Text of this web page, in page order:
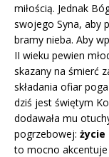
miłością. Jednak
swojego Syna, aby
bramy nieba. Aby
II wieku pewien
skazany na śmierć
składania ofiar
dziś jest świętym
dodawała mu
pogrzebowej: życie
to mocno akcentuje